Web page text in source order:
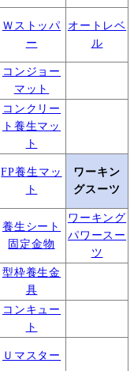
Ｗストッパ
ー
オートレベ
ル
コンジョー
マット
コンクリー
ト養生マッ
ト
FP養生マッ
ト
ワーキン
グスーツ
養生シート
固定金物
ワーキング
パワースー
ツ
型枠養生金
具
コンキュー
ト
Ｕマスター